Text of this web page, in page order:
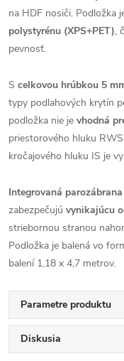
na HDF nosiči. Podložka
polystyrénu (XPS+PET),
pevnosť.
S celkovou hrúbkou 5
typy podlahových krytín
podložka nie je vhodná
priestorového hluku
kročajového hluku IS je
Integrovaná
zabezpečujú vynikajúcu
striebornou stranou
Podložka je balená vo
balení 1,18 x 4,7 metrov.
Parametre produktu
Diskusia